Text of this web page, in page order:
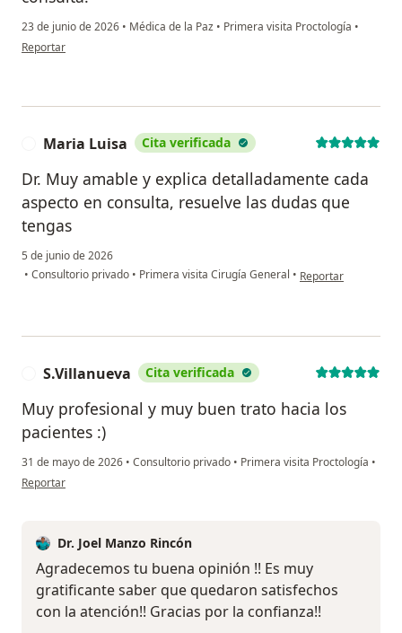
23 de junio de 2026 • Médica de la Paz • Primera visita Proctología •
en opinión del usuario GA
Reportar
Maria Luisa Cita verificada
Dr. Muy amable y explica detalladamente cada
aspecto en consulta, resuelve las dudas que
tengas
5 de junio de 2026
• Consultorio privado • Primera visita Cirugía General • en opinión del
Reportar
S.Villanueva Cita verificada
Muy profesional y muy buen trato hacia los
pacientes :)
31 de mayo de 2026 • Consultorio privado • Primera visita Proctología •
en opinión del usuario S.Villanueva
Reportar
Dr. Joel Manzo Rincón
Agradecemos tu buena opinión !! Es muy
gratificante saber que quedaron satisfechos
con la atención!! Gracias por la confianza!!